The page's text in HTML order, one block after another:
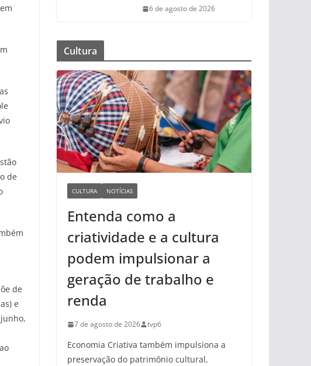
de
de
e
6 de agosto de 2026
Cultura
CULTURA NOTÍCIAS
Entenda como a
criatividade e a cultura
podem impulsionar a
geração de trabalho e
renda
7 de agosto de 2026 tvp6
Economia Criativa também impulsiona a
preservação do patrimônio cultural,